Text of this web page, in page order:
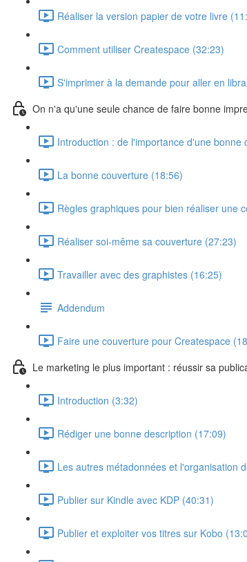
Réaliser la version papier de votre livre
Comment utiliser Createspace (32:23)
S'imprimer à la demande pour aller en
On n'a qu'une seule chance de faire bonne
Introduction : de l'importance d'une bonne
La bonne couverture (18:56)
Règles graphiques pour bien réaliser une
Réaliser soi-même sa couverture (27:23)
Travailler avec des graphistes (16:25)
Addendum
Faire une couverture pour Createspace
Le marketing le plus important : réussir sa
Introduction (3:32)
Rédiger une bonne description (17:09)
Les autres métadonnées et l'organisation
Publier sur Kindle avec KDP (40:31)
Publier et exploiter vos titres sur Kobo